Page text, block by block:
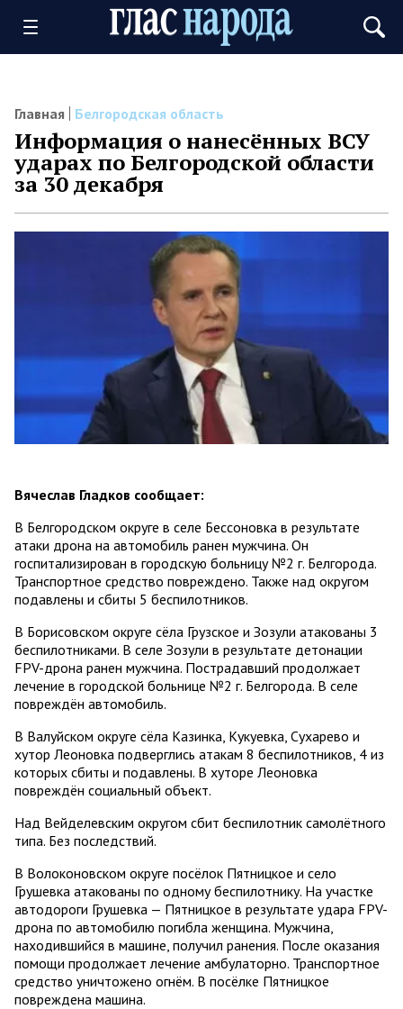
Главная Белгородская область
Информация о нанесённых ВСУ
ударах по Белгородской области
за 30 декабря
Вячеслав Гладков сообщает:
В Белгородском округе в селе Бессоновка в результате
атаки дрона на автомобиль ранен мужчина. Он
госпитализирован в городскую больницу №2 г. Белгорода.
Транспортное средство повреждено. Также над округом
подавлены и сбиты 5 беспилотников.
В Борисовском округе сёла Грузское и Зозули атакованы 3
беспилотниками. В селе Зозули в результате детонации
FPV-дрона ранен мужчина. Пострадавший продолжает
лечение в городской больнице №2 г. Белгорода. В селе
повреждён автомобиль.
В Валуйском округе сёла Казинка, Кукуевка, Сухарево и
хутор Леоновка подверглись атакам 8 беспилотников, 4 из
которых сбиты и подавлены. В хуторе Леоновка
повреждён социальный объект.
Над Вейделевским округом сбит беспилотник самолётного
типа. Без последствий.
В Волоконовском округе посёлок Пятницкое и село
Грушевка атакованы по одному беспилотнику. На участке
автодороги Грушевка — Пятницкое в результате удара FPV-
дрона по автомобилю погибла женщина. Мужчина,
находившийся в машине, получил ранения. После оказания
помощи продолжает лечение амбулаторно. Транспортное
средство уничтожено огнём. В посёлке Пятницкое
повреждена машина.